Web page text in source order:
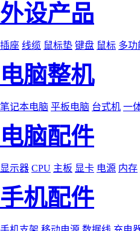
外设产品
插座 线缆 鼠标垫 键盘 鼠标 多功
电脑整机
笔记本电脑 平板电脑 台式机 一
电脑配件
显示器 CPU 主板 显卡 电源 内存
手机配件